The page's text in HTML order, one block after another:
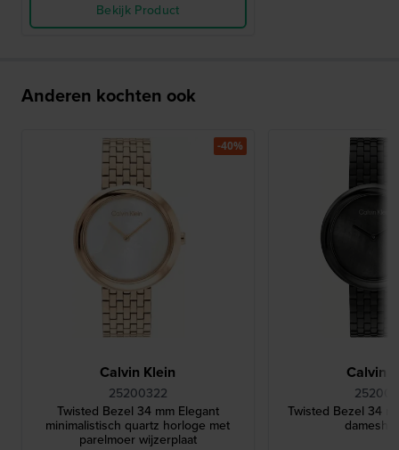
Bekijk Product
Anderen kochten ook
Calvin Klein
25200322
Twisted Bezel 34 mm Elegant
minimalistisch quartz horloge met
parelmoer wijzerplaat
-40%
Calvin
Twisted Bezel 34